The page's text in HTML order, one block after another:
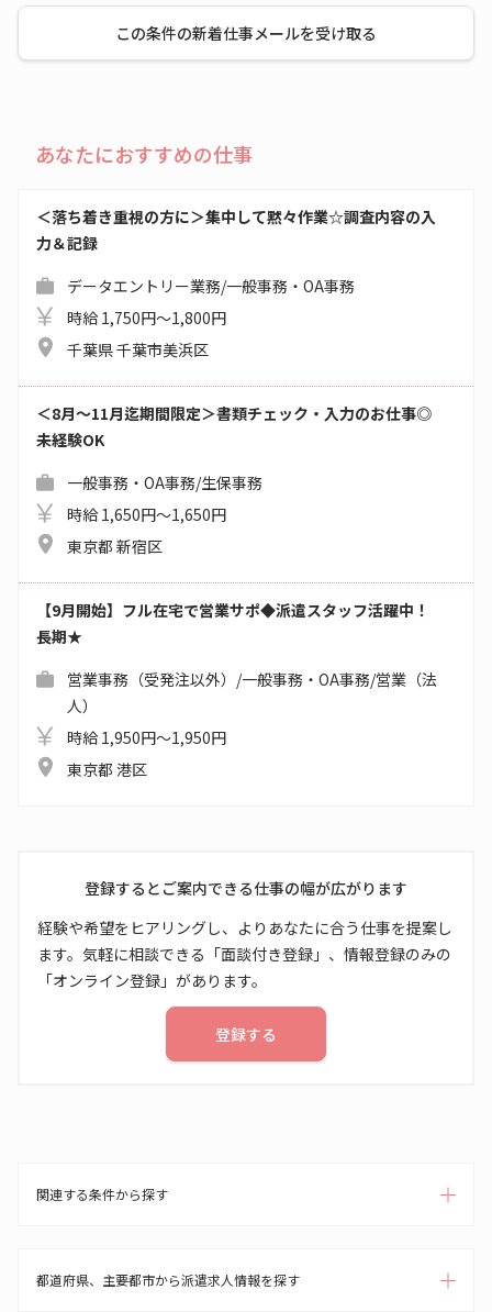
この条件の新着仕事メールを受け取る
あなたにおすすめの仕事
＜落ち着き重視の方に＞集中して黙々作業☆調査内容の入
力＆記録
データエントリー業務/一般事務・OA事務
時給 1,750円～1,800円
千葉県 千葉市美浜区
＜8月～11月迄期間限定＞書類チェック・入力のお仕事◎
未経験OK
一般事務・OA事務/生保事務
時給 1,650円～1,650円
東京都 新宿区
【9月開始】フル在宅で営業サポ◆派遣スタッフ活躍中！
長期★
営業事務（受発注以外）/一般事務・OA事務/営業（法
人）
時給 1,950円～1,950円
東京都 港区
登録するとご案内できる仕事の幅が広がります
経験や希望をヒアリングし、よりあなたに合う仕事を提案し
ます。気軽に相談できる「面談付き登録」、情報登録のみの
「オンライン登録」があります。
登録する
関連する条件から探す
都道府県、主要都市から派遣求人情報を探す